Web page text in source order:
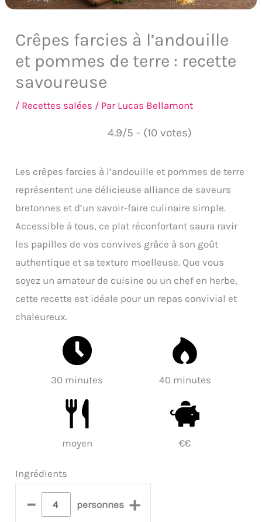
Crêpes farcies à l’andouille
et pommes de terre : recette
savoureuse
/ Recettes salées / Par Lucas Bellamont
4.9/5 - (10 votes)
Les crêpes farcies à l’andouille et pommes de terre
représentent une délicieuse alliance de saveurs
bretonnes et d’un savoir-faire culinaire simple.
Accessible à tous, ce plat réconfortant saura ravir
les papilles de vos convives grâce à son goût
authentique et sa texture moelleuse. Que vous
soyez un amateur de cuisine ou un chef en herbe,
cette recette est idéale pour un repas convivial et
chaleureux.
30 minutes 40 minutes
moyen €€
Ingrédients
– personnes +